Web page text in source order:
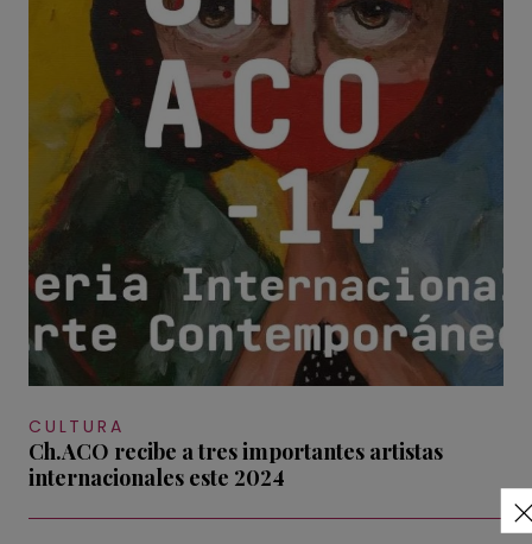
CULTURA
Ch.ACO recibe a tres importantes artistas
internacionales este 2024